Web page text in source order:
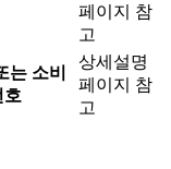
페이지 참
고
는 소비
호
상세설명
페이지 참
고